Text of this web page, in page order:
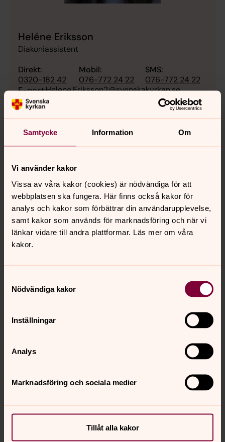
Samtycke Information Om
Vi använder kakor
Vissa av våra kakor (cookies) är nödvändiga för att
webbplatsen ska fungera. Här finns också kakor för
analys och kakor som förbättrar din användarupplevelse,
samt kakor som används för marknadsföring och när vi
länkar vidare till andra plattformar. Läs mer om våra
kakor.
Nödvändiga kakor
Inställningar
Analys
Marknadsföring och sociala medier
Tillåt alla kakor
Heléne Eriksson
Diakoniassistent
Direkt:
0320-182 42
Mobil:
076-772 24 22
SMS:
076-772 24 22
E-post:Helene.Eriksson2@svenskakyrkan.se
Diakon
E-post:
agnetha.haggander@svenskakyrkan.se
Synpunkter eller frågor på sidans